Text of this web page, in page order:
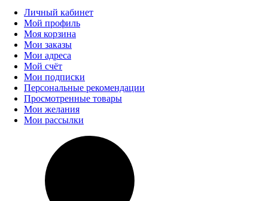
Личный кабинет
Мой профиль
Моя корзина
Мои заказы
Мои адреса
Мой счёт
Мои подписки
Персональные рекомендации
Просмотренные товары
Мои желания
Мои рассылки